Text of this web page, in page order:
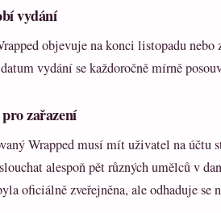
vydání
objevuje na konci listopadu
vydání se každoročně mírně
zařazení
Wrapped musí mít uživatel na účtu
alespoň pět různých umělců v
oficiálně zveřejněna, ale odhaduje se